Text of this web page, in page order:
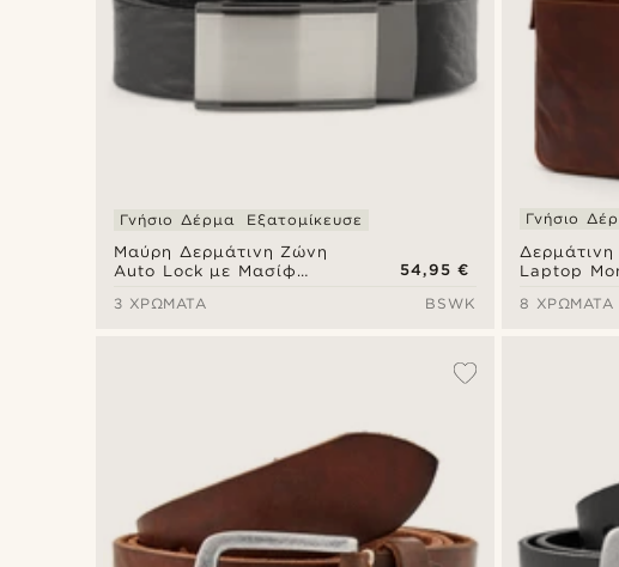
Μαύρη Δερμάτινη Ζώνη
Auto Lock με Μασίφ
Γνήσιο Δέρμα Εξατομίκευσε
54,95 €
3 ΧΡΏΜΑΤΑ
BSWK
Laptop
Γνήσιο
8 ΧΡΏΜΑΤΑ